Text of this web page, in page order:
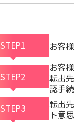
STEP1 お客
STEP2
お客
転出
認手
STEP3
転出
ト意